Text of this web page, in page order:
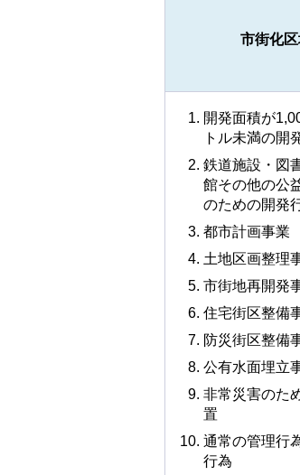
市街化
開発面積が
トル未満の開
鉄道施設・図
館その他の公
のための開発
都市計画事業
土地区画整理
市街地再開発
住宅街区整備
防災街区整備
公有水面埋立
非常災害のた
置
通常の管理行
行為